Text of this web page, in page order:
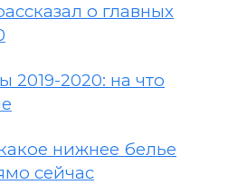
о главных
2020: на что
нижнее белье
сейчас